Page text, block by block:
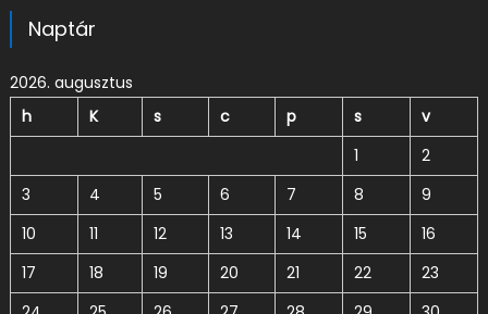
Naptár
2026. augusztus
h
K s c p s
v
1
2
3
4 5 6 7 8
9
10
11 12 13 14 15
16
17
18 19 20 21 22
23